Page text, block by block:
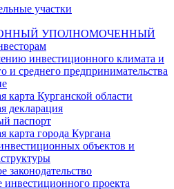
участки
УПОЛНОМОЧЕННЫЙ
инвестиционного климата и
и среднего предпринимательства
карта Курганской области
декларация
паспорт
карта города Кургана
объектов и
законодательство
проекта